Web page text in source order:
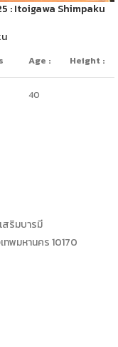
: Itoigawa Shimpaku
Age : Height :
40
สริมบารมี
พมหานคร 10170